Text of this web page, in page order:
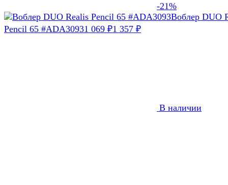
-21%
Воблер DUO
Pencil 65 #ADA30931 069 ₽1 357 ₽
В наличии